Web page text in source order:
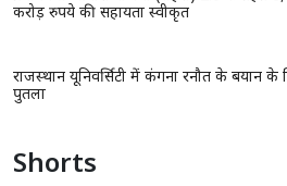
राजस्थान में किसानों के लिए सुरक्षा कवच बनी
लाखों अन्नदाताओं को मिला आर्थिक सुरक्षा कवच